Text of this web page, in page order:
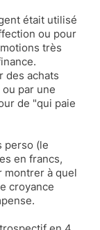
était utilisé
ou pour
très
des achats
par une
de "qui paie
perso (le
en francs,
montrer à quel
croyance